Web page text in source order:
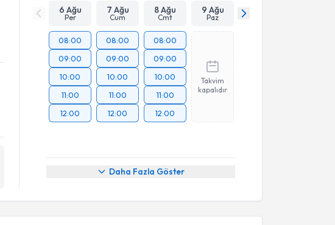
6 Ağu
Per
7 Ağu
Cum
8 Ağu
Cmt
9 Ağu
Paz
08:00
09:00
10:00
11:00
12:00
08:00
09:00
10:00
11:00
12:00
08:00
09:00
10:00
11:00
12:00
Takvim
kapalıdır
Daha Fazla Göster